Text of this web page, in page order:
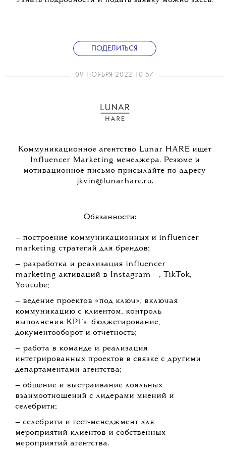
ПОДЕЛИТЬСЯ
09 НОЯБРЯ 2022 10:57
Коммуникационное агентство Lunar HARE ищет
Influencer Marketing менеджера. Резюме и
мотивационное письмо присылайте по адресу
jkvin@lunarhare.ru.
Обязанности:
— построение коммуникационных и influencer
marketing стратегий для брендов;
— разработка и реализация influencer
marketing активаций в Instagram
, TikTok,
Youtube;
— ведение проектов «под ключ», включая
коммуникацию с клиентом, контроль
выполнения KPI’s, бюджетирование,
документооборот и отчетность;
— работа в команде и реализация
интегрированных проектов в связке с другими
департаментами агентства;
— общение и выстраивание лояльных
взаимоотношений с лидерами мнений и
селебрити;
— селебрити и гест-менеджмент для
мероприятий клиентов и собственных
мероприятий агентства.